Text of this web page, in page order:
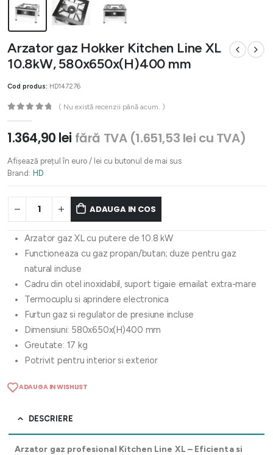
Arzator gaz Hokker Kitchen Line XL
10.8kW, 580x650x(H)400 mm
Cod produs: HD147276
( Nu există recenzii până acum. )
1.364,90 lei fără TVA (1.651,53 lei cu TVA)
Afișează prețul în euro / lei cu butonul de mai sus
Brand: HD
ADAUGA IN COS
Arzator gaz XL cu putere de 10.8 kW
Functioneaza cu gaz propan/butan; duze pentru gaz
natural incluse
Cadru din otel inoxidabil, suport tigaie emailat extra-mare
Termocuplu si aprindere electronica
Furtun gaz si regulator de presiune incluse
Dimensiuni: 580x650x(H)400 mm
Greutate: 17 kg
Potrivit pentru interior si exterior
ADAUGA IN WISHLIST
DESCRIERE
Arzator gaz profesional Kitchen Line XL – Eficienta si